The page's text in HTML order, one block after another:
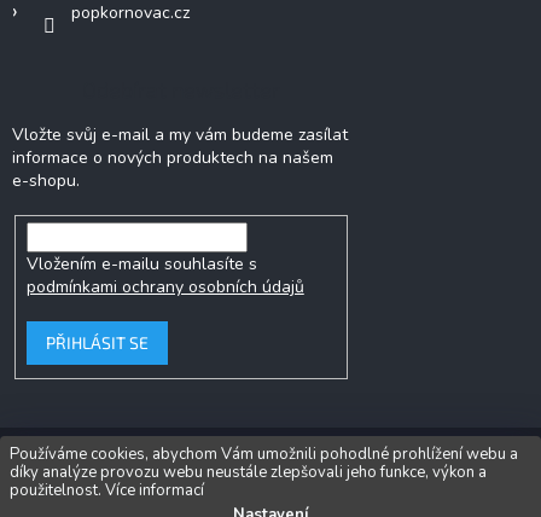
Používáme cookies, abychom Vám umožnili pohodlné prohlížení webu a
díky analýze provozu webu neustále zlepšovali jeho funkce, výkon a
použitelnost. Více informací
popkornovac.cz
Vložte svůj e-mail a my vám budeme zasílat
informace o nových produktech na našem
e-shopu.
Vložením e-mailu souhlasíte s
podmínkami ochrany osobních údajů
PŘIHLÁSIT SE
Copyright 2026Popkornovač.cz®. Všechna práva vyhrazena.Upravit
nastavení cookies